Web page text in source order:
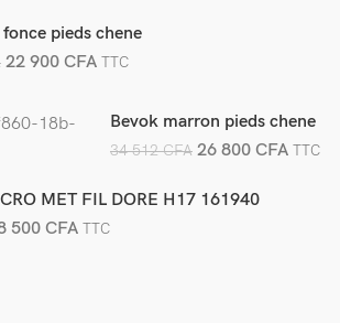
pieds chene
22 900CFA TTC
Bevok marron pieds chene
34 512CFA 26 800 CFA TTC
MET FIL DORE H17 161940
500CFA TTC